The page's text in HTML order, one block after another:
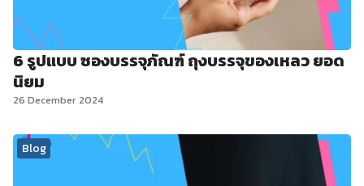
6 รูปแบบ ซองบรรจุภัณฑ์ ถุงบรรจุของเหลว ยอด
นิยม
26 December 2024
Blog